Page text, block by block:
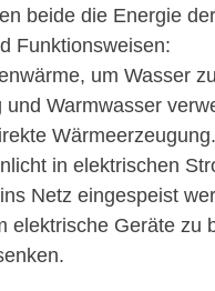
beide die Energie
Funktionsweisen:
um Wasser
Warmwasser
Wärmeerzeugung.
in elektrischen
Netz eingespeist
elektrische Geräte zu